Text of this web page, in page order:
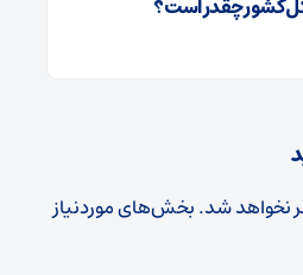
کشور چقدر است؟
نخواهد شد.بخش‌های موردنیاز